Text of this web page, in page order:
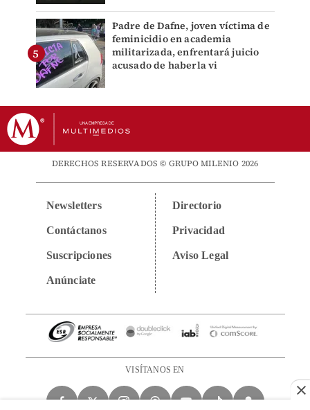
Padre de Dafne, joven víctima de
feminicidio en academia
militarizada, enfrentará juicio
acusado de haberla vi
DERECHOS RESERVADOS © GRUPO MILENIO 2026
Newsletters
Contáctanos
Suscripciones
Anúnciate
Directorio
Privacidad
Aviso Legal
VISÍTANOS EN